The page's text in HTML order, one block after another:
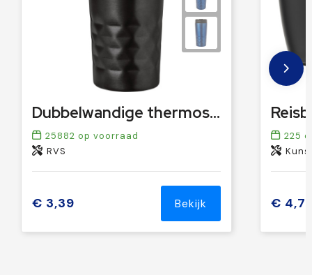
Dubbelwandige thermosbeker Lorraine | 300 ml
25882 op voorraad
RVS
€ 3,39 Bekijk
225
€